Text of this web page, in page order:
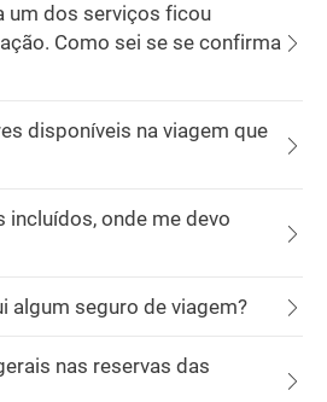
um dos serviços ficou
Como sei se se confirma
disponíveis na viagem que
incluídos, onde me devo
algum seguro de viagem?
nas reservas das